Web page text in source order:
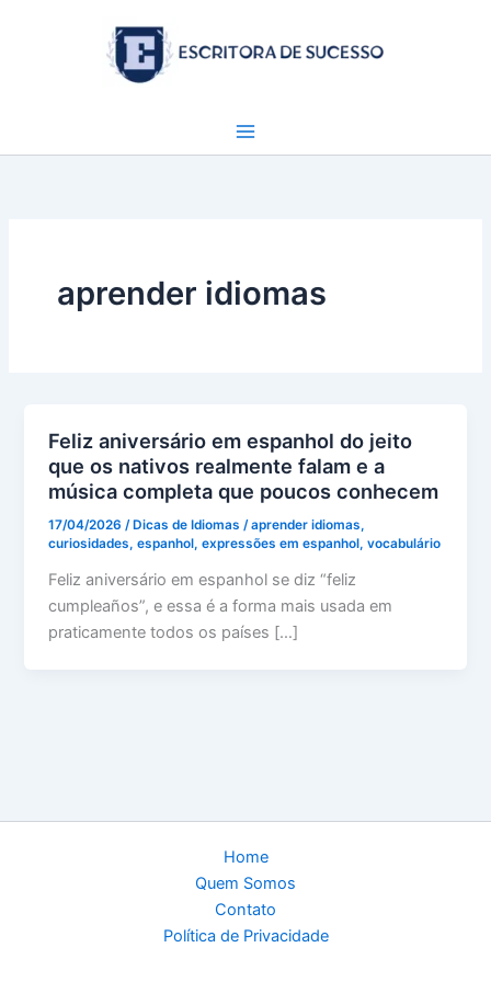
aprender idiomas
Feliz aniversário em espanhol do jeito
que os nativos realmente falam e a
música completa que poucos conhecem
17/04/2026/ Dicas de Idiomas /aprender idiomas,
curiosidades,espanhol,expressões em espanhol,vocabulário
Feliz aniversário em espanhol se diz “feliz
cumpleaños”, e essa é a forma mais usada em
praticamente todos os países […]
Home
Quem Somos
Contato
Política de Privacidade